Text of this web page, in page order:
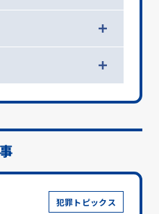
犯罪トピックス